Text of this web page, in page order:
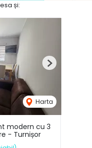
și:
Harta
Next
modern cu 3
- Turnișor